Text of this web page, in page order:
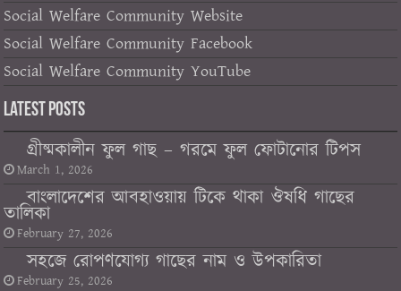
Social Welfare Community Website
Social Welfare Community Facebook
Social Welfare Community YouTube
Latest Posts
গ্রীষ্মকালীন ফুল গাছ – গরমে ফুল ফোটানোর টিপস
March 1, 2026
বাংলাদেশের আবহাওয়ায় টিকে থাকা ঔষধি গাছের
তালিকা
February 27, 2026
সহজে রোপণযোগ্য গাছের নাম ও উপকারিতা
February 25, 2026